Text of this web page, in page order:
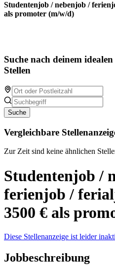
Studentenjob / nebenjob /
als promoter (m/w/d)
Suche nach deinem
Stellen
Suche
Vergleichbare
Zur Zeit sind keine ähnlichen
Studentenjob /
ferienjob /
3500 € als
Diese Stellenanzeige ist leider
Jobbeschreibung